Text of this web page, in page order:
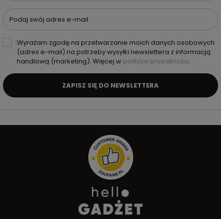
Podaj swój adres e-mail
Wyrażam zgodę na przetwarzanie moich danych osobowych
(adres e-mail) na potrzeby wysyłki newslettera z informacją
handlową (marketing). Więcej w polityce prywatności.
ZAPISZ SIĘ DO NEWSLETTERA